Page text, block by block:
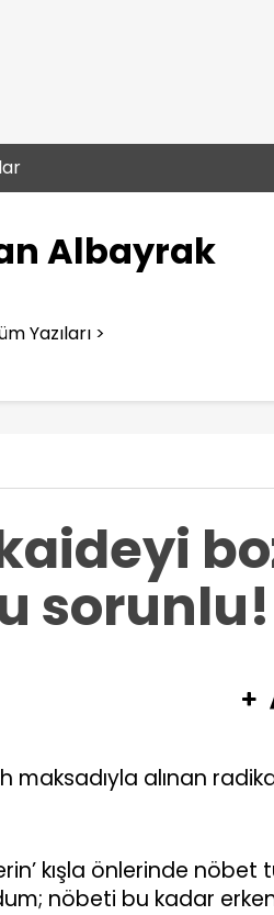
Albayrak
Yazıları >
sorunlu!
maksadıyla alınan
kışla önlerinde
nöbeti bu kadar